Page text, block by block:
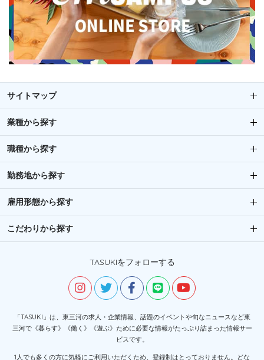
サイトマップ
業種から探す
職種から探す
勤務地から探す
雇用形態から探す
こだわりから探す
TASUKIをフォローする
「TASUKI」は、東三河の求人・企業情報、話題のイベントや旬なニュースなど東
三河で《暮らす》《働く》《遊ぶ》ために必要な情報がたっぷり詰まった情報サー
ビスです。
1人でも多くの方に気軽にご利用いただくため、登録制はとっておりません。どな